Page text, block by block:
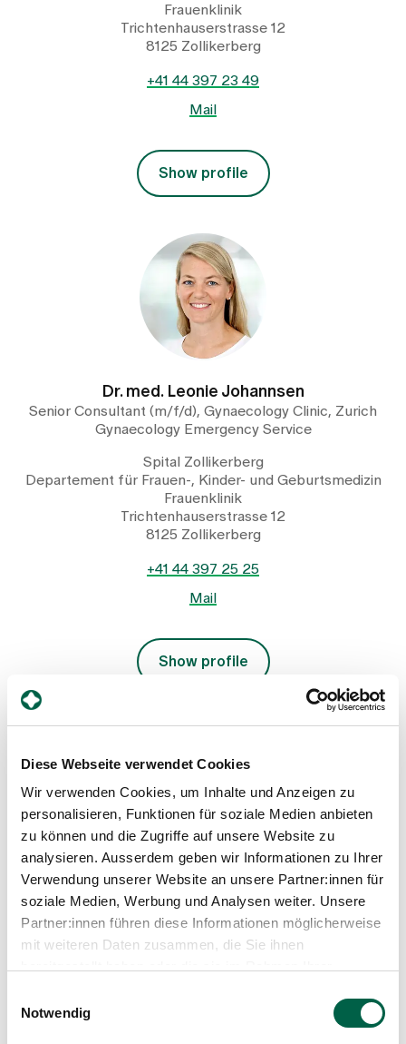
Diese Webseite verwendet Cookies
Wir verwenden Cookies, um Inhalte und Anzeigen zu
personalisieren, Funktionen für soziale Medien anbieten
zu können und die Zugriffe auf unsere Website zu
analysieren. Ausserdem geben wir Informationen zu Ihrer
Verwendung unserer Website an unsere Partner:innen für
soziale Medien, Werbung und Analysen weiter. Unsere
Partner:innen führen diese Informationen möglicherweise
mit weiteren Daten zusammen, die Sie ihnen
Notwendig
Frauenklinik
Trichtenhauserstrasse 12
8125 Zollikerberg
+41 44 397 23 49
Mail
Show profile
Dr. med. Leonie Johannsen
Senior Consultant (m/f/d), Gynaecology Clinic, Zurich
Gynaecology Emergency Service
Spital Zollikerberg
Departement für Frauen-, Kinder- und Geburtsmedizin
Frauenklinik
Trichtenhauserstrasse 12
8125 Zollikerberg
+41 44 397 25 25
Mail
Show profile
Dr. med. Karin Lindauer
Senior physician mbF, Gynaecological clinic
Spital Zollikerberg
Departement für Frauen-, Kinder- und Geburtsmedizin
Frauenklinik